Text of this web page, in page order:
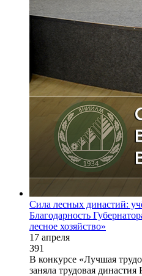
Сила лесных династий:
Благодарность
лесное хозяйство»
17 апреля
391
В конкурсе «Лучшая
заняла трудовая